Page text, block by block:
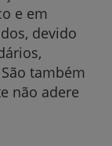
e em
devido
também
não adere